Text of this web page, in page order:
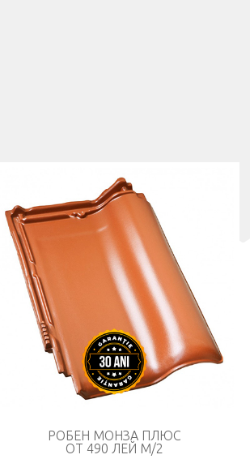
РОБЕН МОНЗА ПЛЮС
ОТ 490 ЛЕЙ М/2
211, 2023